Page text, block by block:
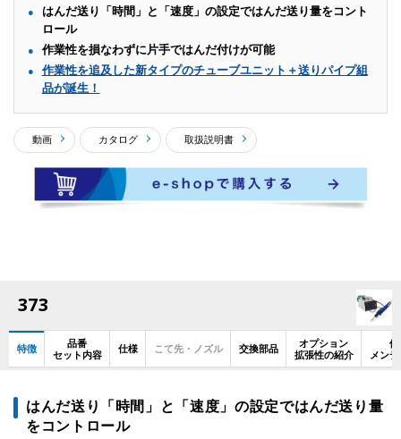
はんだ送り「時間」と「速度」の設定ではんだ送り量をコント
ロール
作業性を損なわずに片手ではんだ付けが可能
作業性を追及した新タイプのチューブユニット＋送りパイプ組
品が誕生！
動画 カタログ 取扱説明書
373
特徴
品番
セット内容
仕様 こて先・ノズル 交換部品
オプション
拡張性の紹介
使
メン
はんだ送り「時間」と「速度」の設定ではんだ送り量
をコントロール